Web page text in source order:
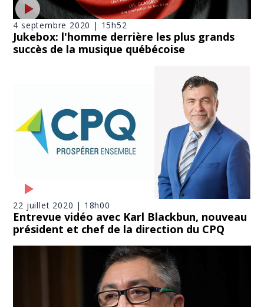
4 septembre 2020 | 15h52
Jukebox: l'homme derrière les plus grands
succès de la musique québécoise
22 juillet 2020 | 18h00
Entrevue vidéo avec Karl Blackbun, nouveau
président et chef de la direction du CPQ